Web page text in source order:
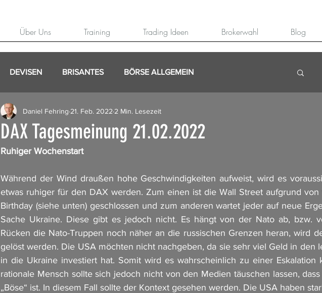
Über Uns Training Trading Ideen Brokerwahl Blog
DEVISEN BRISANTES BÖRSE ALLGEMEIN
DAX Tagesmeinung 21.02.2022
Daniel Fehring 21. Feb. 2022 2 Min. Lesezeit
Ruhiger Wochenstart
Während der Wind draußen hohe Geschwindigkeiten aufweist, wird es
etwas ruhiger für den DAX werden. Zum einen ist die Wall Street aufgrund von
Birthday (siehe unten) geschlossen und zum anderen wartet jeder auf neue
Sache Ukraine. Diese gibt es jedoch nicht. Es hängt von der Nato ab, bzw.
Rücken die Nato-Truppen noch näher an die russischen Grenzen heran, wird
gelöst werden. Die USA möchten nicht nachgeben, da sie sehr viel Geld in den
in die Ukraine investiert hat. Somit wird es wahrscheinlich zu einer Eskalation
rationale Mensch sollte sich jedoch nicht von den Medien täuschen lassen,
„Böse“ ist. In diesem Fall sollte der Kontext gesehen werden. Die USA haben